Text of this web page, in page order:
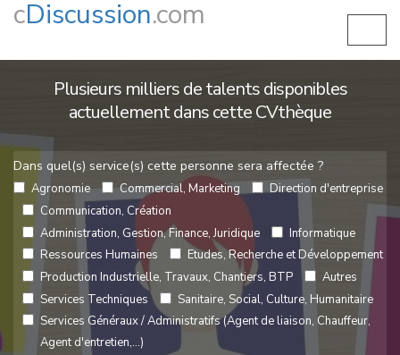
cDiscussion.com
Plusieurs milliers de talents disponibles
actuellement dans cette CVthèque
Dans quel(s) service(s) cette personne sera affectée ?
Agronomie Commercial, Marketing
Direction d'entreprise
Communication, Création
Administration, Gestion, Finance, Juridique
Informatique
Ressources Humaines
Etudes, Recherche et Développement
Production Industrielle, Travaux, Chantiers, BTP
Autres
Services Techniques
Sanitaire, Social, Culture, Humanitaire
Services Généraux / Administratifs (Agent de liaison, Chauffeur,
Agent d'entretien,...)